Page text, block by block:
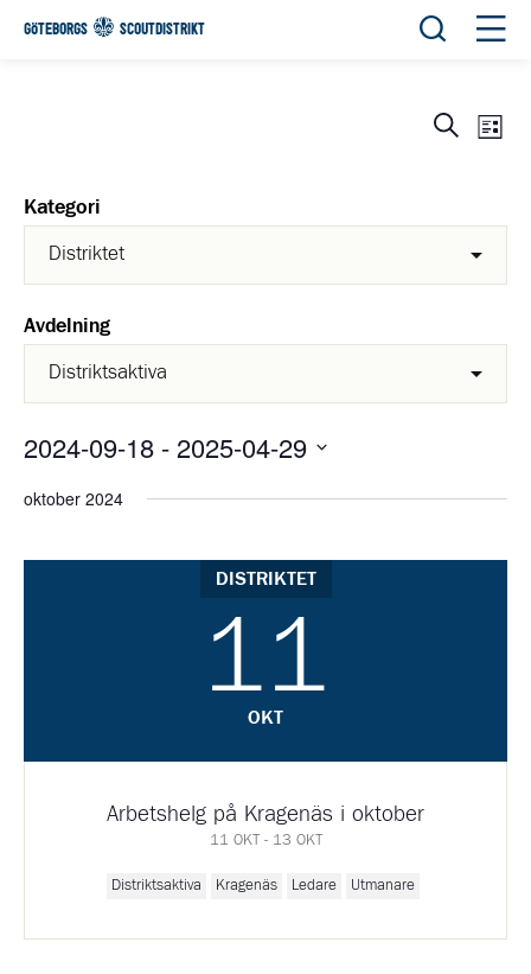
GÖTEBORGS SCOUTDISTRIKT Öppna
Sök List
Kategori
Avdelning
2024-09-18 - 2025-04-29
oktober 2024
DISTRIKTET
11
OKT
Arbetshelg på Kragenäs i oktober
11 OKT - 13 OKT
Distriktsaktiva Kragenäs Ledare Utmanare